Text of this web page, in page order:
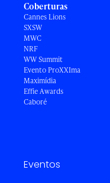
Coberturas
Cannes Lions
SXSW
MWC
NRF
WW Summit
Evento ProXXIma
Maximídia
Effie Awards
Caboré
Eventos